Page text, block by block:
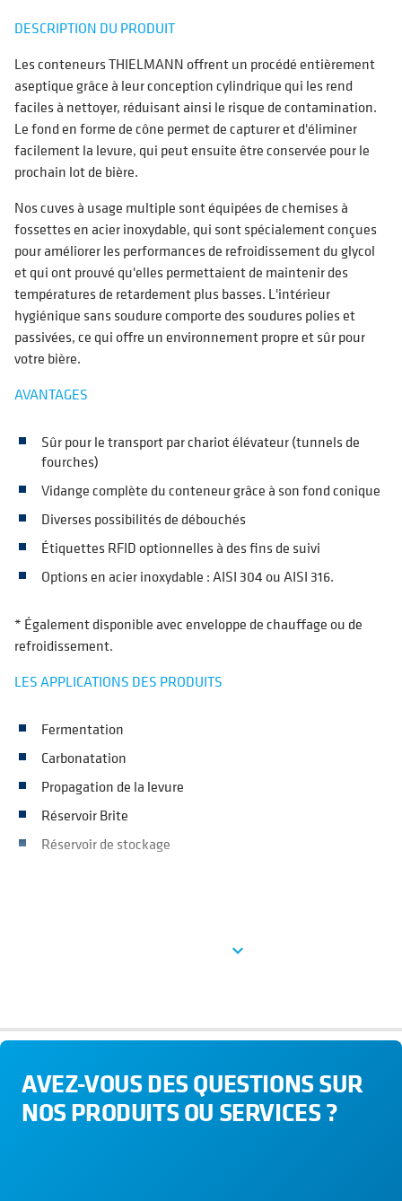
DESCRIPTION DU PRODUIT
Les conteneurs THIELMANN offrent un procédé entièrement
aseptique grâce à leur conception cylindrique qui les rend
faciles à nettoyer, réduisant ainsi le risque de contamination.
Le fond en forme de cône permet de capturer et d'éliminer
facilement la levure, qui peut ensuite être conservée pour le
prochain lot de bière.
Nos cuves à usage multiple sont équipées de chemises à
fossettes en acier inoxydable, qui sont spécialement conçues
pour améliorer les performances de refroidissement du glycol
et qui ont prouvé qu'elles permettaient de maintenir des
températures de retardement plus basses. L'intérieur
hygiénique sans soudure comporte des soudures polies et
passivées, ce qui offre un environnement propre et sûr pour
votre bière.
AVANTAGES
Sûr pour le transport par chariot élévateur (tunnels de
fourches)
Vidange complète du conteneur grâce à son fond conique
Diverses possibilités de débouchés
Étiquettes RFID optionnelles à des fins de suivi
Options en acier inoxydable : AISI 304 ou AISI 316.
* Également disponible avec enveloppe de chauffage ou de
refroidissement.
LES APPLICATIONS DES PRODUITS
Fermentation
Carbonatation
Propagation de la levure
Réservoir Brite
Réservoir de stockage
expand_more
AVEZ-VOUS DES QUESTIONS SUR
NOS PRODUITS OU SERVICES ?